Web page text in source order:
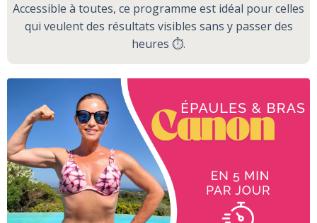
Accessible à toutes, ce programme est idéal pour celles
qui veulent des résultats visibles sans y passer des
heures ⏱️.